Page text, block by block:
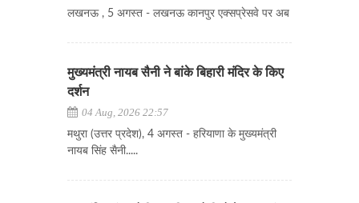
लखनऊ , 5 अगस्त - लखनऊ कानपुर एक्सप्रेसवे पर अब
मुख्यमंत्री नायब सैनी ने बांके बिहारी मंदिर के किए
दर्शन
04 Aug, 2026 22:57
मथुरा (उत्तर प्रदेश), 4 अगस्त - हरियाणा के मुख्यमंत्री
नायब सिंह सैनी.....